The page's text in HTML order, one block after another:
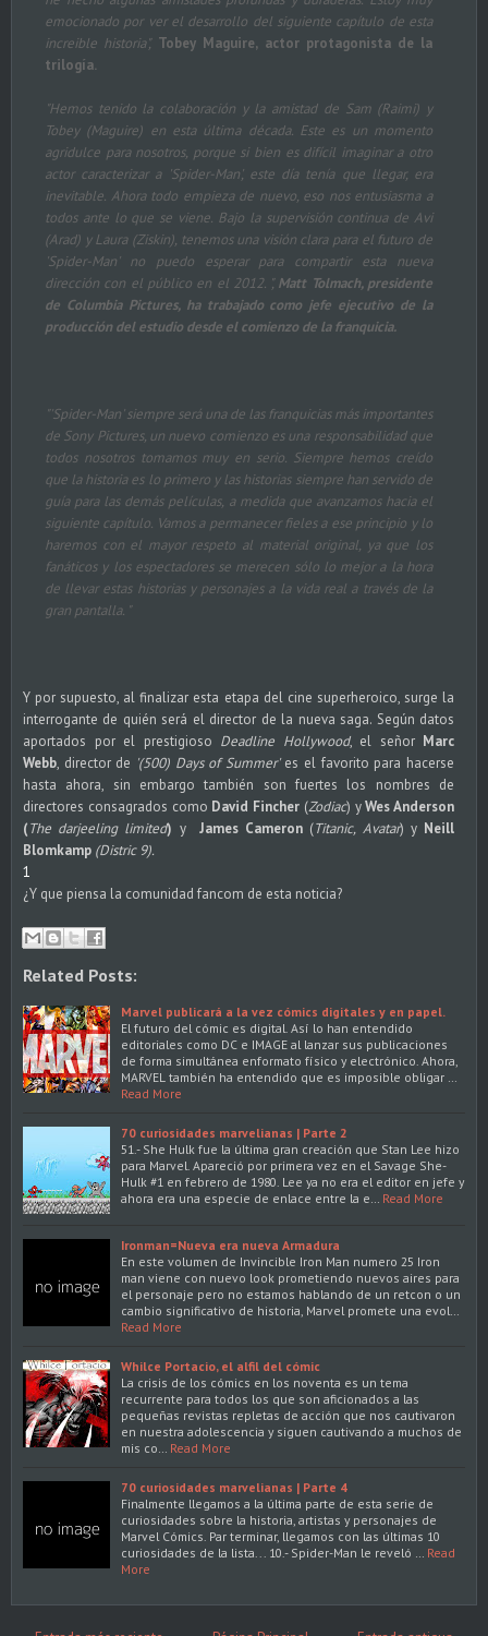
emocionado por ver el desarrollo del siguiente capítulo de esta
increible historia", Tobey Maguire, actor protagonista de la
trilogía.
"Hemos tenido la colaboración y la amistad de Sam (Raimi) y
Tobey (Maguire) en esta última década. Este es un momento
agridulce para nosotros, porque si bien es difícil imaginar a otro
actor caracterizar a 'Spider-Man', este día tenía que llegar, era
inevitable. Ahora todo empieza de nuevo, eso nos entusiasma a
todos ante lo que se viene. Bajo la supervisión continua de Avi
(Arad) y Laura (Ziskin), tenemos una visión clara para el futuro de
'Spider-Man' no puedo esperar para compartir esta nueva
dirección con el público en el 2012. ", Matt Tolmach, presidente
de Columbia Pictures, ha trabajado como jefe ejecutivo de la
producción del estudio desde el comienzo de la franquicia.
"'Spider-Man' siempre será una de las franquicias más importantes
de Sony Pictures, un nuevo comienzo es una responsabilidad que
todos nosotros tomamos muy en serio. Siempre hemos creído
que la historia es lo primero y las historias siempre han servido de
guía para las demás películas, a medida que avanzamos hacia el
siguiente capítulo. Vamos a permanecer fieles a ese principio y lo
haremos con el mayor respeto al material original, ya que los
fanáticos y los espectadores se merecen sólo lo mejor a la hora
de llevar estas historias y personajes a la vida real a través de la
gran pantalla. "
Y por supuesto, al finalizar esta etapa del cine superheroico, surge la
interrogante de quién será el director de la nueva saga. Según datos
aportados por el prestigioso Deadline Hollywood, el señor Marc
Webb, director de '(500) Days of Summer'es el favorito para hacerse
hasta ahora, sin embargo también son fuertes los nombres de
directores consagrados como David Fincher (Zodiac) yWes Anderson
(The darjeeling limited) y James Cameron (Titanic, Avatar) y Neill
Blomkamp (Distric 9).
1
¿Y que piensa la comunidad fancom de esta noticia?
Related Posts:
Marvel publicará a la vez cómics digitales y en papel.
El futuro del cómic es digital. Así lo han entendido
editoriales como DC e IMAGE al lanzar sus publicaciones
de forma simultánea enformato físico y electrónico. Ahora,
MARVEL también ha entendido que es imposible obligar …
Read More
70 curiosidades marvelianas | Parte 2
51.- She Hulk fue la última gran creación que Stan Lee hizo
para Marvel. Apareció por primera vez en el Savage She-
Hulk #1 en febrero de 1980. Lee ya no era el editor en jefe y
ahora era una especie de enlace entre la e…
Read More
Ironman=Nueva era nueva Armadura
En este volumen de Invincible Iron Man numero 25 Iron
man viene con nuevo look prometiendo nuevos aires para
el personaje pero no estamos hablando de un retcon o un
cambio significativo de historia, Marvel promete una evol…
Read More
Whilce Portacio, el alfil del cómic
La crisis de los cómics en los noventa es un tema
recurrente para todos los que son aficionados a las
pequeñas revistas repletas de acción que nos cautivaron
en nuestra adolescencia y siguen cautivando a muchos de
mis co…
Read More
70 curiosidades marvelianas | Parte 4
Finalmente llegamos a la última parte de esta serie de
curiosidades sobre la historia, artistas y personajes de
Marvel Cómics. Par terminar, llegamos con las últimas 10
curiosidades de la lista... 10.- Spider-Man le reveló …
Read
More